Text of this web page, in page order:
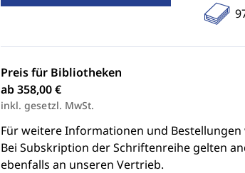
Preis für Bibliotheken
ab 358,00 €
inkl. gesetzl. MwSt.
Für weitere Informationen und
Bei Subskription der Schriftenreihe gelten
ebenfalls an unseren Vertrieb.